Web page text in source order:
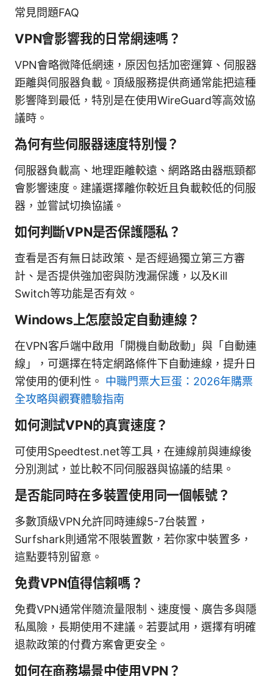
常見問題FAQ
VPN會影響我的日常網速嗎？
VPN會略微降低網速，原因包括加密運算、伺服器
距離與伺服器負載。頂級服務提供商通常能把這種
影響降到最低，特別是在使用WireGuard等高效協
議時。
為何有些伺服器速度特別慢？
伺服器負載高、地理距離較遠、網路路由器瓶頸都
會影響速度。建議選擇離你較近且負載較低的伺服
器，並嘗試切換協議。
如何判斷VPN是否保護隱私？
查看是否有無日誌政策、是否經過獨立第三方審
計、是否提供強加密與防洩漏保護，以及Kill
Switch等功能是否有效。
Windows上怎麼設定自動連線？
在VPN客戶端中啟用「開機自動啟動」與「自動連
線」，可選擇在特定網路條件下自動連線，提升日
常使用的便利性。 中職門票大巨蛋：2026年購票
全攻略與觀賽體驗指南
如何測試VPN的真實速度？
可使用Speedtest.net等工具，在連線前與連線後
分別測試，並比較不同伺服器與協議的結果。
是否能同時在多裝置使用同一個帳號？
多數頂級VPN允許同時連線5-7台裝置，
Surfshark則通常不限裝置數，若你家中裝置多，
這點要特別留意。
免費VPN值得信賴嗎？
免費VPN通常伴隨流量限制、速度慢、廣告多與隱
私風險，長期使用不建議。若要試用，選擇有明確
退款政策的付費方案會更安全。
如何在商務場景中使用VPN？